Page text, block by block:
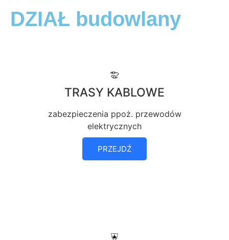
DZIAŁ budowlany
TRASY KABLOWE
zabezpieczenia ppoż. przewodów
elektrycznych
PRZEJDŹ